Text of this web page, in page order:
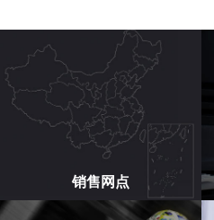
销售网点